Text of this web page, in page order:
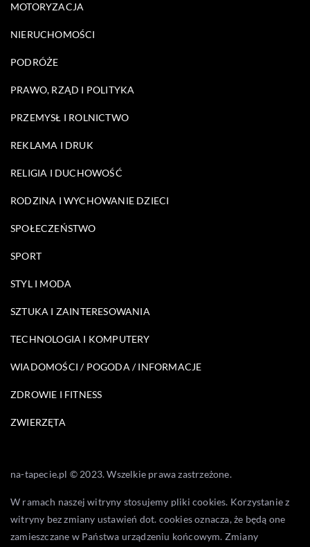
MOTORYZACJA
NIERUCHOMOŚCI
PODRÓŻE
PRAWO, RZĄD I POLITYKA
PRZEMYSŁ I ROLNICTWO
REKLAMA I DRUK
RELIGIA I DUCHOWOŚĆ
RODZINA I WYCHOWANIE DZIECI
SPOŁECZEŃSTWO
SPORT
STYL I MODA
SZTUKA I ZAINTERESOWANIA
TECHNOLOGIA I KOMPUTERY
WIADOMOŚCI / POGODA / INFORMACJE
ZDROWIE I FITNESS
ZWIERZĘTA
na-tapecie.pl © 2023. Wszelkie prawa zastrzeżone.
W ramach naszej witryny stosujemy pliki cookies. Korzystanie z
witryny bez zmiany ustawień dot. cookies oznacza, że będą one
zamieszczane w Państwa urządzeniu końcowym. Zmiany